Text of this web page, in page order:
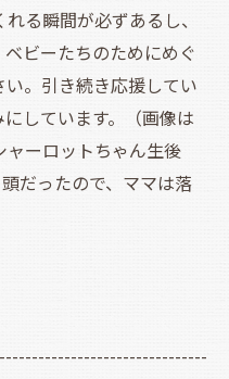
る瞬間が必ずあるし、
ビーたちのためにめぐ
。引き続き応援してい
しています。（画像は
ャーロットちゃん生後
だったので、ママは落